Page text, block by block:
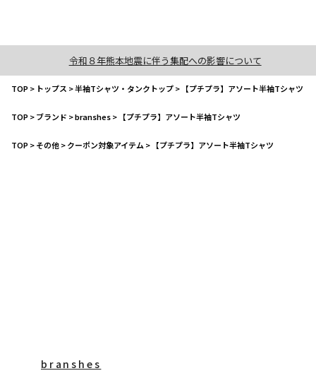
令和８年熊本地震に伴う集配への影響について
TOP> トップス >半袖Tシャツ・タンクトップ> 【プチプラ】アソート半袖Tシャツ
TOP>ブランド >branshes> 【プチプラ】アソート半袖Tシャツ
TOP>その他>クーポン対象アイテム > 【プチプラ】アソート半袖Tシャツ
branshes